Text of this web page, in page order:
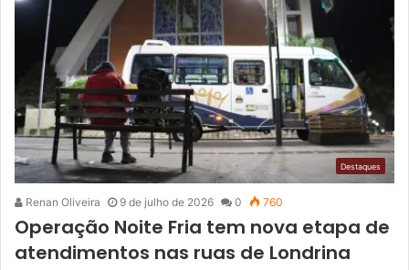
Destaques
Renan Oliveira 9 de julho de 2026 0 760
Operação Noite Fria tem nova etapa de
atendimentos nas ruas de Londrina